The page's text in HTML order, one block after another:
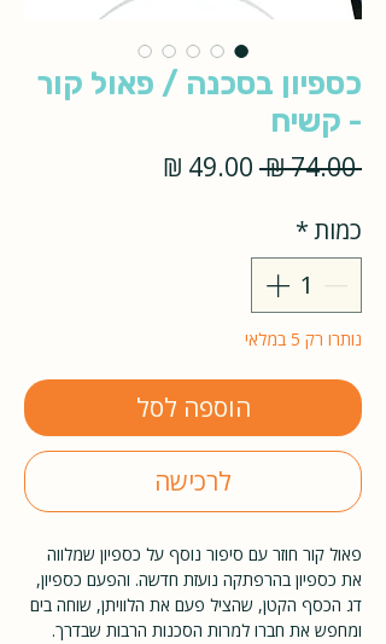
כספיון בסכנה / פאול קור
- קשיח
‏74.00 ‏₪
מחיר
כמות*
נותרו רק 5 במלאי
הוספה לסל
לרכישה
פאול קור חוזר עם סיפור נוסף על כספיון שמלווה
את כספיון בהרפתקה נועזת חדשה. והפעם כספיון,
דג הכסף הקטן, שהציל פעם את הלוויתן, שוחה בים
ומחפש את חברו למרות הסכנות הרבות שבדרך.